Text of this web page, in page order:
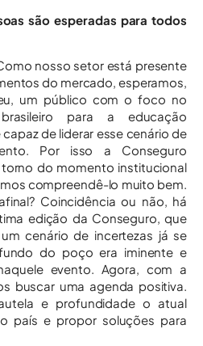
são esperadas para todos
nosso setor está presente
do mercado, esperamos,
um público com o foco no
para a educação
de liderar esse cenário de
Por isso a Conseguro
do momento institucional
compreendê-lo muito bem.
Coincidência ou não, há
edição da Conseguro, que
cenário de incertezas já se
do poço era iminente e
evento. Agora, com a
buscar uma agenda positiva.
e profundidade o atual
país e propor soluções para